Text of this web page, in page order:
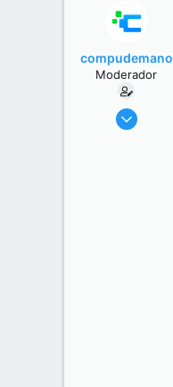
rcompudemano
Moderador
26 Jul 2013